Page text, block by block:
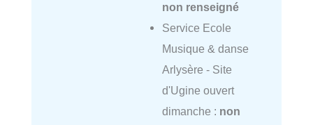
non renseigné
Service Ecole
Musique & danse
Arlysère - Site
d'Ugine ouvert
dimanche : non